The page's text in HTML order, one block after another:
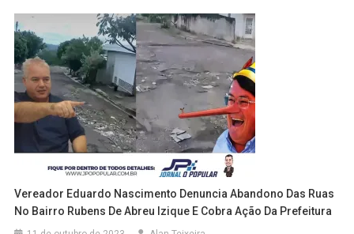
Vereador Eduardo Nascimento Denuncia Abandono Das Ruas
No Bairro Rubens De Abreu Izique E Cobra Ação Da Prefeitura